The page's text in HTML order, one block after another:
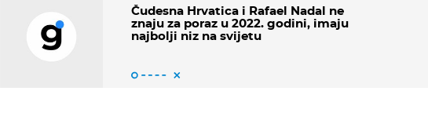
Čudesna Hrvatica i Rafael Nadal ne
znaju za poraz u 2022. godini, imaju
najbolji niz na svijetu